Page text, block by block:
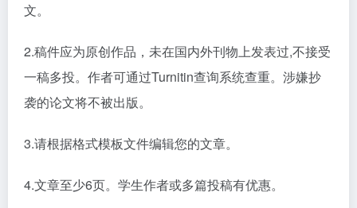
文。
2.稿件应为原创作品，未在国内外刊物上发表过,不接受
一稿多投。作者可通过Turnitin查询系统查重。涉嫌抄
袭的论文将不被出版。
3.请根据格式模板文件编辑您的文章。
4.文章至少6页。学生作者或多篇投稿有优惠。